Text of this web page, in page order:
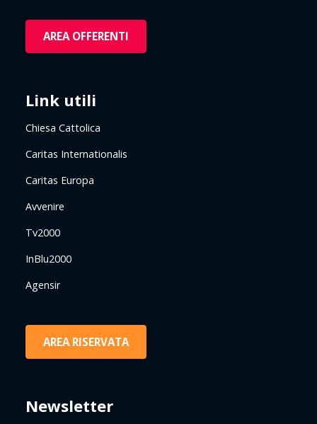
AREA OFFERENTI
Link utili
Chiesa Cattolica
Caritas Internationalis
Caritas Europa
Avvenire
Tv2000
InBlu2000
Agensir
AREA RISERVATA
Newsletter